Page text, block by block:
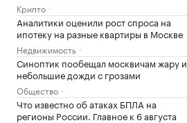
Крипто
Аналитики оценили рост спроса на
ипотеку на разные квартиры в Москве
Недвижимость
Синоптик пообещал москвичам жару и
небольшие дожди с грозами
Общество
Что известно об атаках БПЛА на
регионы России. Главное к 6 августа